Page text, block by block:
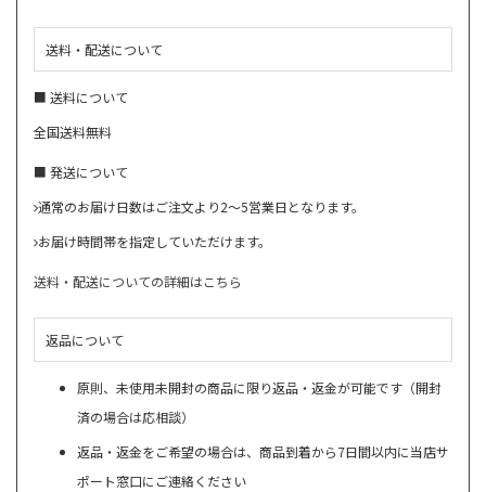
送料・配送について
■ 送料について
全国送料無料
■ 発送について
通常のお届け日数はご注文より2～5営業日となります。
お届け時間帯を指定していただけます。
送料・配送についての詳細はこちら
返品について
原則、未使用未開封の商品に限り返品・返金が可能です（開封
済の場合は応相談）
返品・返金をご希望の場合は、商品到着から7日間以内に当店サ
ポート窓口にご連絡ください